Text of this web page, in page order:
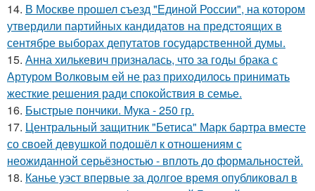
14. В Москве прошел съезд "Единой России", на котором
утвердили партийных кандидатов на предстоящих в
сентябре выборах депутатов государственной думы.
15. Анна хилькевич призналась, что за годы брака с
Артуром Волковым ей не раз приходилось принимать
жесткие решения ради спокойствия в семье.
16. Быстрые пончики. Мука - 250 гр.
17. Центральный защитник "Бетиса" Марк бартра вместе
со своей девушкой подошёл к отношениям с
неожиданной серьёзностью - вплоть до формальностей.
18. Канье уэст впервые за долгое время опубликовал в